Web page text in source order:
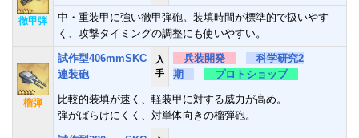
徹甲弾
中・重装甲に強い徹甲弾砲。装填時間が標準的で扱いやす
く、攻撃タイミングの調整にも使いやすい。
榴弾
試作型406mmSKC
連装砲
入
手
兵装開発
科学研究2
期
プロトショップ
比較的装填が速く、軽装甲に対する威力が高め。
弾がばらけにくく、対単体向きの榴弾砲。